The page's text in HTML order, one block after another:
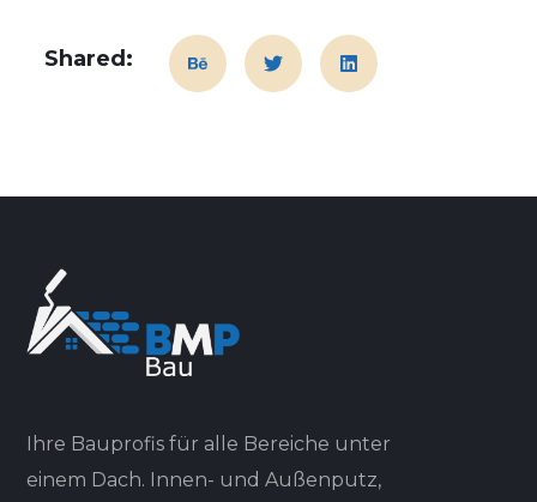
Shared:
Ihre Bauprofis für alle Bereiche unter
einem Dach. Innen- und Außenputz,